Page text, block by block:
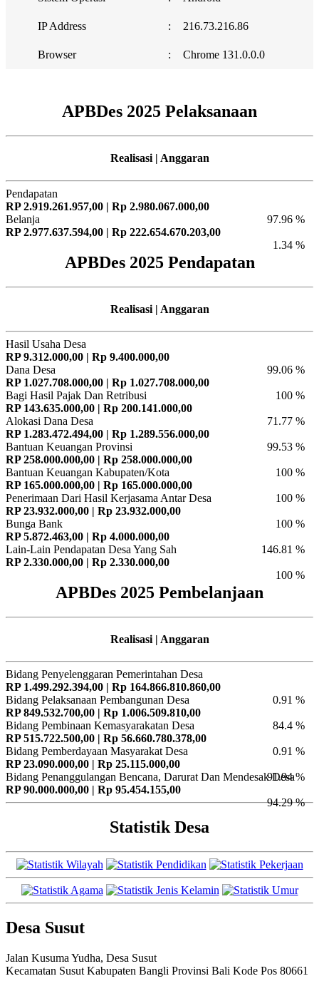
IP Address : 216.73.216.86
Browser : Chrome 131.0.0.0
APBDes 2025 Pelaksanaan
Realisasi | Anggaran
Pendapatan
RP 2.919.261.957,00 | Rp 2.980.067.000,00
97.96 %
Belanja
RP 2.977.637.594,00 | Rp 222.654.670.203,00
1.34 %
APBDes 2025 Pendapatan
Realisasi | Anggaran
Hasil Usaha Desa
RP 9.312.000,00 | Rp 9.400.000,00
99.06 %
Dana Desa
RP 1.027.708.000,00 | Rp 1.027.708.000,00
100 %
Bagi Hasil Pajak Dan Retribusi
RP 143.635.000,00 | Rp 200.141.000,00
71.77 %
Alokasi Dana Desa
RP 1.283.472.494,00 | Rp 1.289.556.000,00
99.53 %
Bantuan Keuangan Provinsi
RP 258.000.000,00 | Rp 258.000.000,00
100 %
Bantuan Keuangan Kabupaten/Kota
RP 165.000.000,00 | Rp 165.000.000,00
100 %
Penerimaan Dari Hasil Kerjasama Antar Desa
RP 23.932.000,00 | Rp 23.932.000,00
100 %
Bunga Bank
RP 5.872.463,00 | Rp 4.000.000,00
146.81 %
Lain-Lain Pendapatan Desa Yang Sah
RP 2.330.000,00 | Rp 2.330.000,00
100 %
APBDes 2025 Pembelanjaan
Realisasi | Anggaran
Bidang Penyelenggaran Pemerintahan Desa
RP 1.499.292.394,00 | Rp 164.866.810.860,00
0.91 %
Bidang Pelaksanaan Pembangunan Desa
RP 849.532.700,00 | Rp 1.006.509.810,00
84.4 %
Bidang Pembinaan Kemasyarakatan Desa
RP 515.722.500,00 | Rp 56.660.780.378,00
0.91 %
Bidang Pemberdayaan Masyarakat Desa
RP 23.090.000,00 | Rp 25.115.000,00
91.94 %
Bidang Penanggulangan Bencana, Darurat Dan Mendesak Desa
RP 90.000.000,00 | Rp 95.454.155,00
94.29 %
Statistik Desa
Desa Susut
Jalan Kusuma Yudha, Desa Susut
Kecamatan Susut Kabupaten Bangli Provinsi Bali Kode Pos 80661